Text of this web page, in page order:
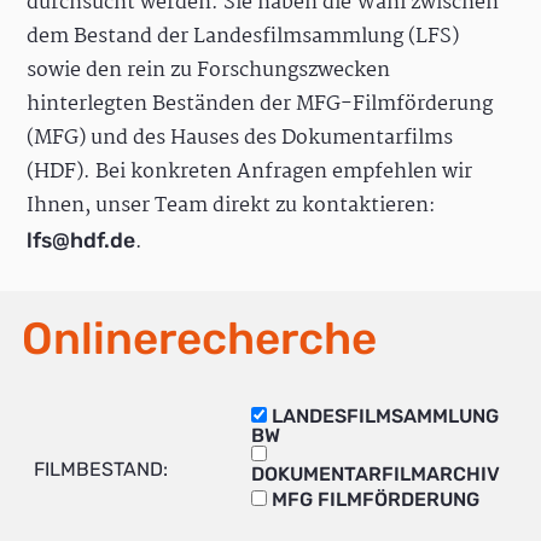
dem Bestand der Landesfilmsammlung (LFS)
sowie den rein zu Forschungszwecken
hinterlegten Beständen der MFG-Filmförderung
(MFG) und des Hauses des Dokumentarfilms
(HDF). Bei konkreten Anfragen empfehlen wir
Ihnen, unser Team direkt zu kontaktieren:
lfs@hdf.de.
Onlinerecherche
FILMBESTAND:
LANDESFILMSAMMLUNG
BW
DOKUMENTARFILMARCHIV
MFG FILMFÖRDERUNG